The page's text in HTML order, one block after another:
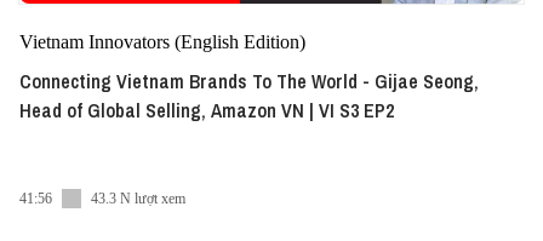
Vietnam Innovators (English Edition)
Connecting Vietnam Brands To The World - Gijae Seong,
Head of Global Selling, Amazon VN | VI S3 EP2
41:56 43.3 N lượt xem